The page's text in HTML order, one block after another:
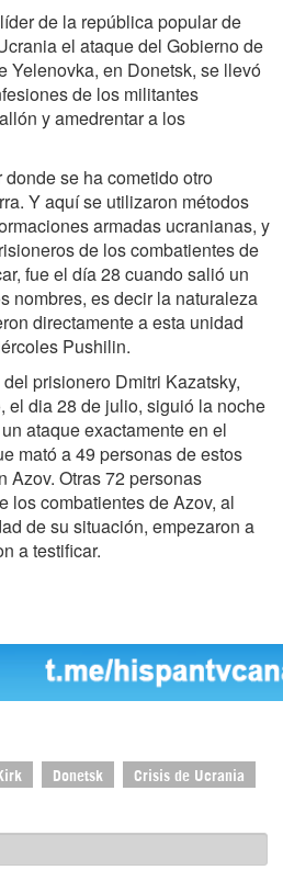
de la república popular de
el ataque del Gobierno de
Yelenovka, en Donetsk, se llevó
de los militantes
y amedrentar a los
se ha cometido otro
Y aquí se utilizaron métodos
armadas ucranianas, y
de los combatientes de
fue el día 28 cuando salió un
nombres, es decir la naturaleza
directamente a esta unidad
Pushilin.
prisionero Dmitri Kazatsky,
el dia 28 de julio, siguió la noche
ataque exactamente en el
mató a 49 personas de estos
Azov. Otras 72 personas
los combatientes de Azov, al
de su situación, empezaron a
a testificar.
Donetsk Crisis de Ucrania